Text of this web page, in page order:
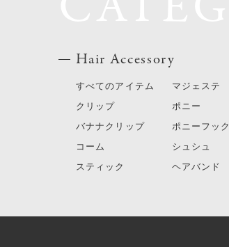
Hair Accessory
すべてのアイテム
クリップ
バナナクリップ
コーム
スティック
マジェステ
ポニー
ポニーフック
シュシュ
ヘアバンド